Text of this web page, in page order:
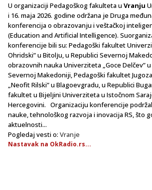
U organizaciji Pedagoškog fakulteta u Vranju
i 16. maja 2026. godine održana je Druga
konferencija o obrazovanju i veštačkoj
(Education and Artificial Intelligence).
konferencije bili su: Pedagoški fakultet
Ohridski” u Bitolјu, u Republici Severnoj
obrazovnih nauka Univerziteta „Goce Delčev”
Severnoj Makedoniji, Pedagoški fakultet
„Neofit Rilski” u Blagoevgradu, u Republici
fakultet u Bijelјini Univerziteta u Istočnom
Hercegovini. Organizaciju konferencije
nauke, tehnološkog razvoja i inovacija RS, što
aktuelnosti...
Pogledaj vesti o: Vranje
Nastavak na OkRadio.rs...